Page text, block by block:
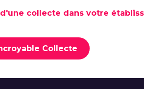
collecte dans votre
Collecte